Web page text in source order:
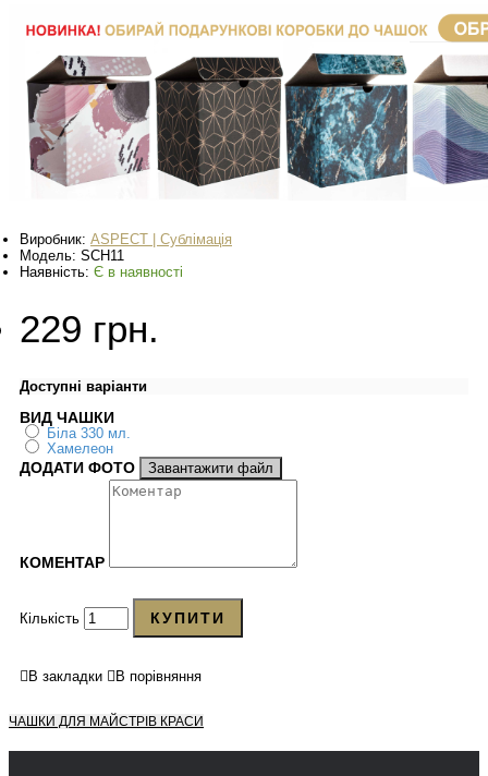
Виробник: ASPECT | Сублімація
Модель: SCH11
Наявність: Є в наявності
229 грн.
Доступні варіанти
ВИД ЧАШКИ
Біла 330 мл.
Хамелеон
ДОДАТИ ФОТО Завантажити файл
КОМЕНТАР
Кількість КУПИТИ
В закладки В порівняння
ЧАШКИ ДЛЯ МАЙСТРІВ КРАСИ